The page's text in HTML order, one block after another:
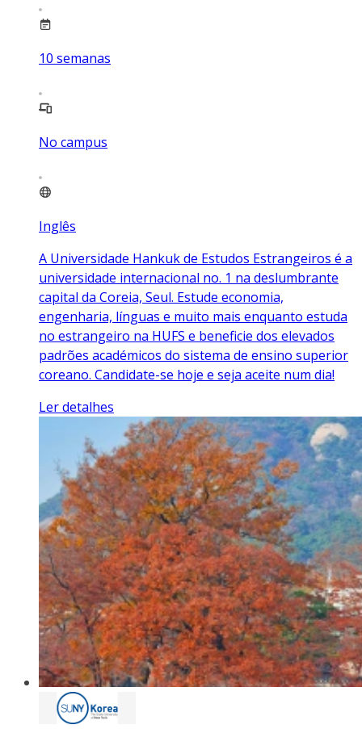
10 semanas
No campus
Inglês
A Universidade Hankuk de Estudos Estrangeiros é a
universidade internacional no. 1 na deslumbrante
capital da Coreia, Seul. Estude economia,
engenharia, línguas e muito mais enquanto estuda
no estrangeiro na HUFS e beneficie dos elevados
padrões académicos do sistema de ensino superior
coreano. Candidate-se hoje e seja aceite num dia!
Ler detalhes